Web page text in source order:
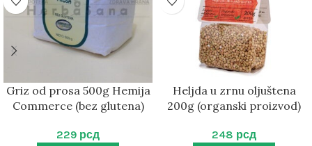
Griz od prosa 500g Hemija
Commerce (bez glutena)
229 рсд
Heljda u zrnu oljuštena
200g (organski proizvod)
248 рсд